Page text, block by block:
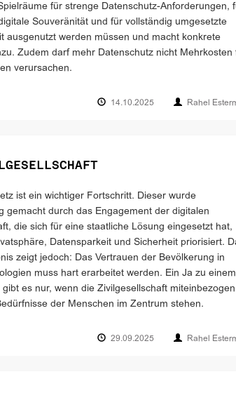
für strenge Datenschutz-Anforderungen,
Souveränität und für vollständig umgesetzte
ausgenutzt werden müssen und macht konkrete
Zudem darf mehr Datenschutz nicht Mehrkosten
verursachen.
14.10.2025 Rahel
ist ein wichtiger Fortschritt. Dieser wurde
gemacht durch das Engagement der digitalen
die sich für eine staatliche Lösung eingesetzt hat,
Datensparkeit und Sicherheit priorisiert.
zeigt jedoch: Das Vertrauen der Bevölkerung in
muss hart erarbeitet werden. Ein Ja zu einem
gibt es nur, wenn die Zivilgesellschaft miteinbezogen
der Menschen im Zentrum stehen.
29.09.2025 Rahel